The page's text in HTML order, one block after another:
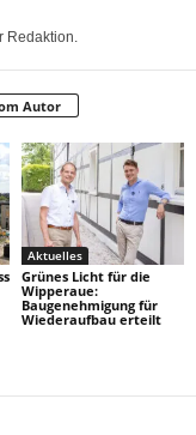
Redaktion.
Autor
Aktuelles
Grünes Licht für die
Wipperaue:
Baugenehmigung für
Wiederaufbau erteilt